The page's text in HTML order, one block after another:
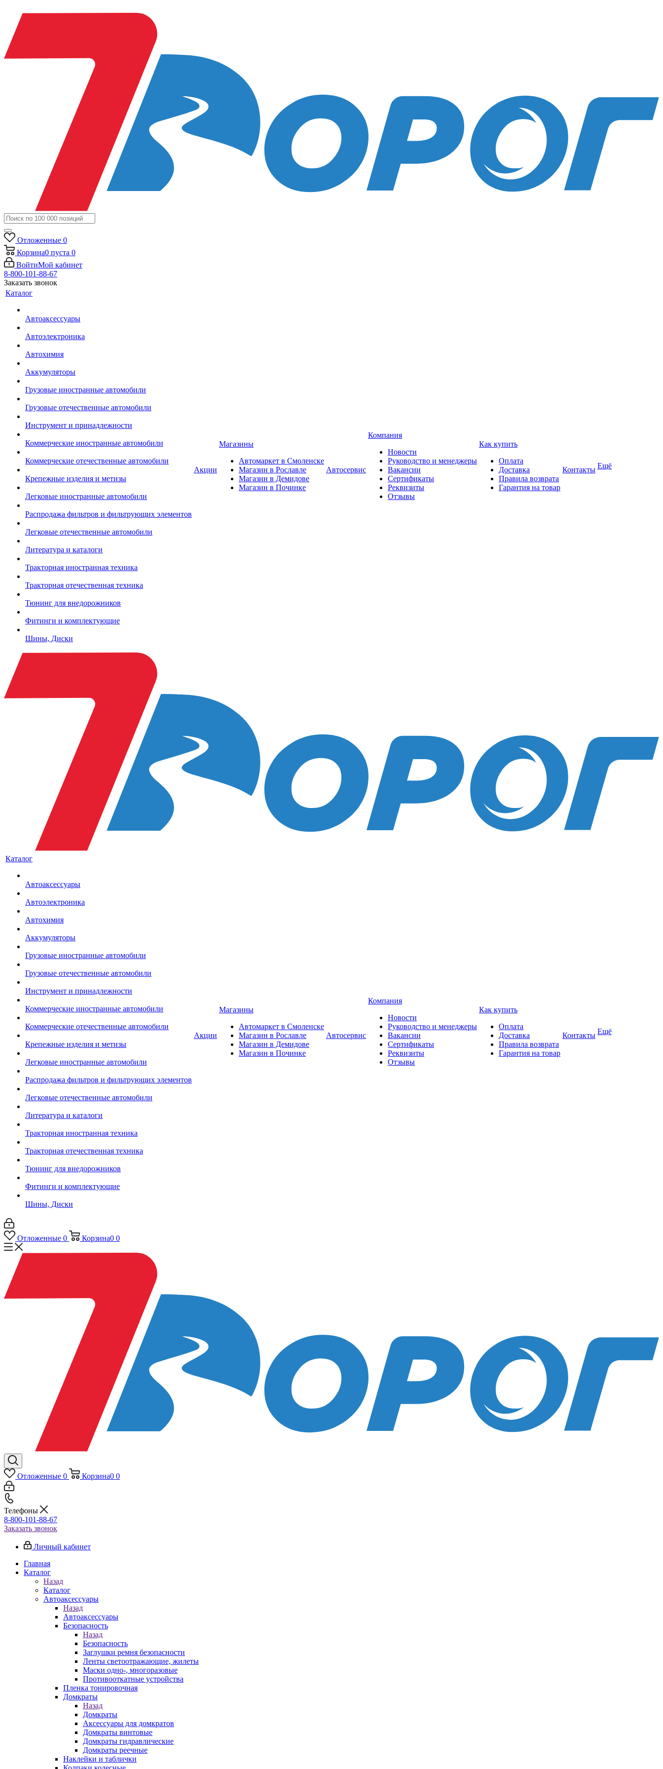
Отложенные 0
Корзина0 пуста 0
ВойтиМой кабинет
8-800-101-88-67
Заказать звонок
Каталог
Автоаксессуары
Автоэлектроника
Автохимия
Аккумуляторы
Грузовые иностранные автомобили
Грузовые отечественные автомобили
Инструмент и принадлежности
Коммерческие иностранные автомобили
Коммерческие отечественные автомобили
Крепежные изделия и метизы
Легковые иностранные автомобили
Распродажа фильтров и фильтрующих элементов
Легковые отечественные автомобили
Литература и каталоги
Тракторная иностранная техника
Тракторная отечественная техника
Тюнинг для внедорожников
Фитинги и комплектующие
Шины, Диски
Акции
Магазины
Автомаркет в Смоленске
Магазин в Рославле
Магазин в Демидове
Магазин в Починке
Автосервис
Компания
Новости
Руководство и менеджеры
Вакансии
Сертификаты
Реквизиты
Отзывы
Как купить
Оплата
Доставка
Правила возврата
Гарантия на товар
Контакты Ещё
Каталог
Автоаксессуары
Автоэлектроника
Автохимия
Аккумуляторы
Грузовые иностранные автомобили
Грузовые отечественные автомобили
Инструмент и принадлежности
Коммерческие иностранные автомобили
Коммерческие отечественные автомобили
Крепежные изделия и метизы
Легковые иностранные автомобили
Распродажа фильтров и фильтрующих элементов
Легковые отечественные автомобили
Литература и каталоги
Тракторная иностранная техника
Тракторная отечественная техника
Тюнинг для внедорожников
Фитинги и комплектующие
Шины, Диски
Акции
Магазины
Автомаркет в Смоленске
Магазин в Рославле
Магазин в Демидове
Магазин в Починке
Автосервис
Компания
Новости
Руководство и менеджеры
Вакансии
Сертификаты
Реквизиты
Отзывы
Как купить
Оплата
Доставка
Правила возврата
Гарантия на товар
Контакты Ещё
Отложенные 0 Корзина0 0
Отложенные 0 Корзина0 0
Телефоны
8-800-101-88-67
Заказать звонок
Личный кабинет
Главная
Каталог
Назад
Каталог
Автоаксессуары
Назад
Автоаксессуары
Безопасность
Назад
Безопасность
Заглушки ремня безопасности
Ленты светоотражающие, жилеты
Маски одно-, многоразовые
Противооткатные устройства
Пленка тонировочная
Домкраты
Назад
Домкраты
Аксессуары для домкратов
Домкраты винтовые
Домкраты гидравлические
Домкраты реечные
Наклейки и таблички